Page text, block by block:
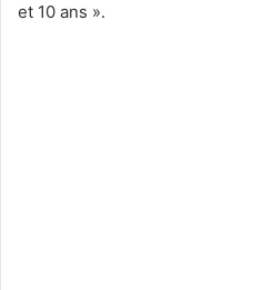
et 10 ans ».